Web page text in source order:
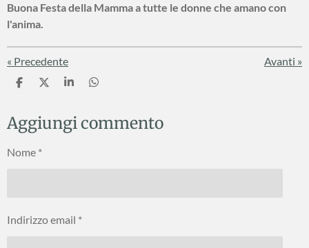
Buona Festa della Mamma a tutte le donne che amano con
l'anima.
« Precedente Avanti »
C
d
i
i
C
d
i
C
d
i
C
d
i
Aggiungi commento
Nome *
Indirizzo email *